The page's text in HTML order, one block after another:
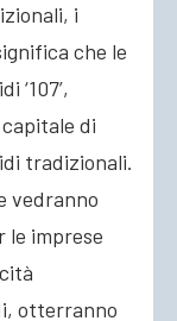
i
che le
‘107’,
di
tradizionali.
vedranno
le imprese
otterranno